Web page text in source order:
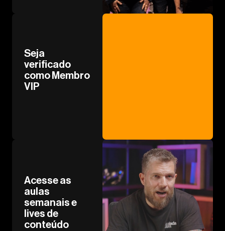
Seja
verificado
como Membro
VIP
Acesse as
aulas
semanais e
lives de
conteúdo